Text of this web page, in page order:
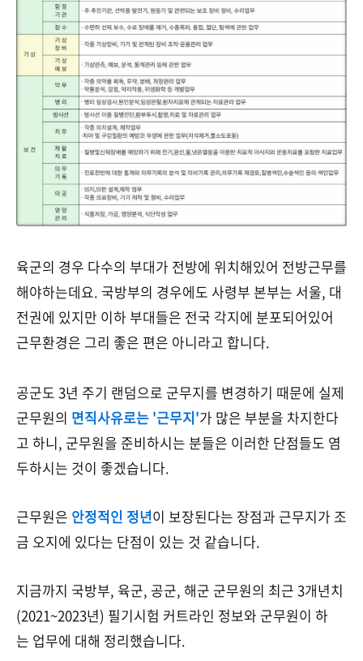
육군의 경우 다수의 부대가 전방에 위치해있어 전방근무를
해야하는데요. 국방부의 경우에도 사령부 본부는 서울, 대
전권에 있지만 이하 부대들은 전국 각지에 분포되어있어
근무환경은 그리 좋은 편은 아니라고 합니다.
공군도 3년 주기 랜덤으로 군무지를 변경하기 때문에 실제
군무원의 면직사유로는 '근무지'가 많은 부분을 차지한다
고 하니, 군무원을 준비하시는 분들은 이러한 단점들도 염
두하시는 것이 좋겠습니다.
근무원은 안정적인 정년이 보장된다는 장점과 근무지가 조
금 오지에 있다는 단점이 있는 것 같습니다.
지금까지 국방부, 육군, 공군, 해군 군무원의 최근 3개년치
(2021~2023년) 필기시험 커트라인 정보와 군무원이 하
는 업무에 대해 정리했습니다.